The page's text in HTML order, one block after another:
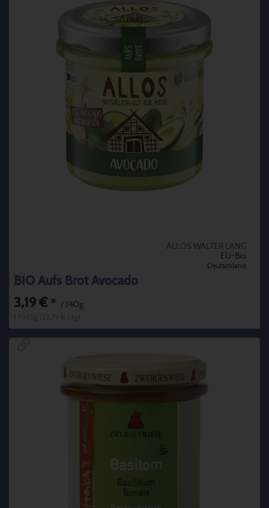
ALLOS WALTER LANG
EU-Bio
Deutschland
BIO Aufs Brot Avocado
3,19 € * / 140g